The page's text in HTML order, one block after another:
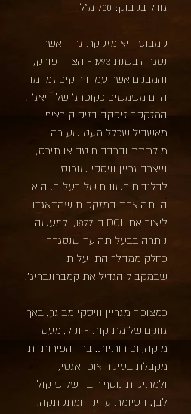
גודל בקבוק: 700 מ"ל
קמבוס היא מזקקת גריין אשר
נסגרה בשנת 1993 - הציוד פורק,
והמבנים אשר עמדו ריקים זמן מה
היום משמשים כקופרג' של דיאג'ו.
המזקקה זיקקה בזיקוק רציף
מאשביל שכלל מעט שעורה
מולתתת והרבה חיטה או תירס,
וייצרה גריין וויסקי שנכנס
לבלנדים השונים של בעליה. היא
הייתה אחת המזקקות שהתאגדו
ליצור את DCL ב-1877, ולמעשה
נותרה בבעלותה עד שנסגרה
כחלק ממהלך התייעלות
שבמקביל הגדיל את קמברונבריג'.
כמצופה מגריין וויסקי מבוגר, באף
גוונים של מתיקות - וניל, מעט
מוקה, ופירותיות. בחך הפירותיות
מקבלת בעיקר אופי אגסי,
ולמתיקות נוסף רובד של שוקולד
לבן. הסיומת עדינה ומתקתקה.